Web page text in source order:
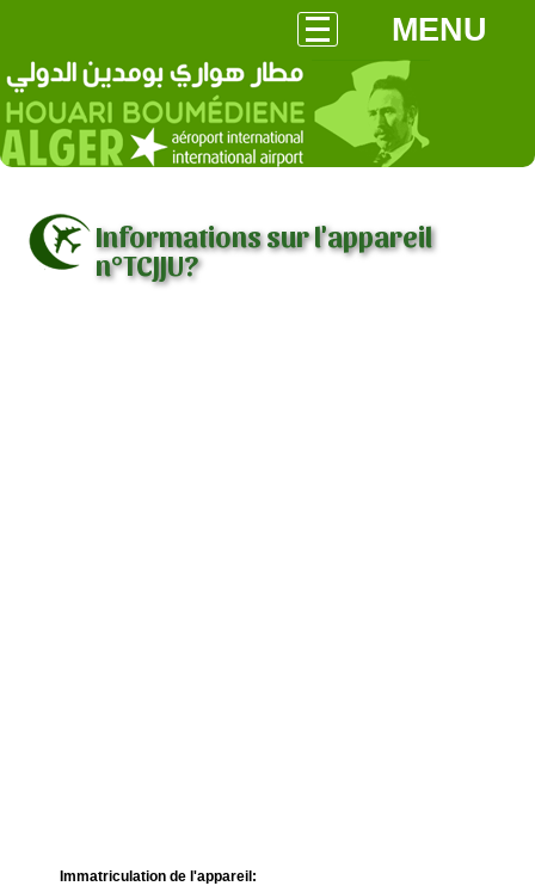
MENU
Informations sur l'appareil
n°TCJJU?
Immatriculation de l'appareil: